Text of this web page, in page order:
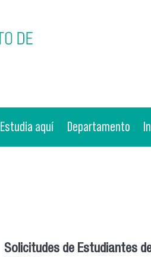
Estudia aquí Departamento
Solicitudes de Estudiantes